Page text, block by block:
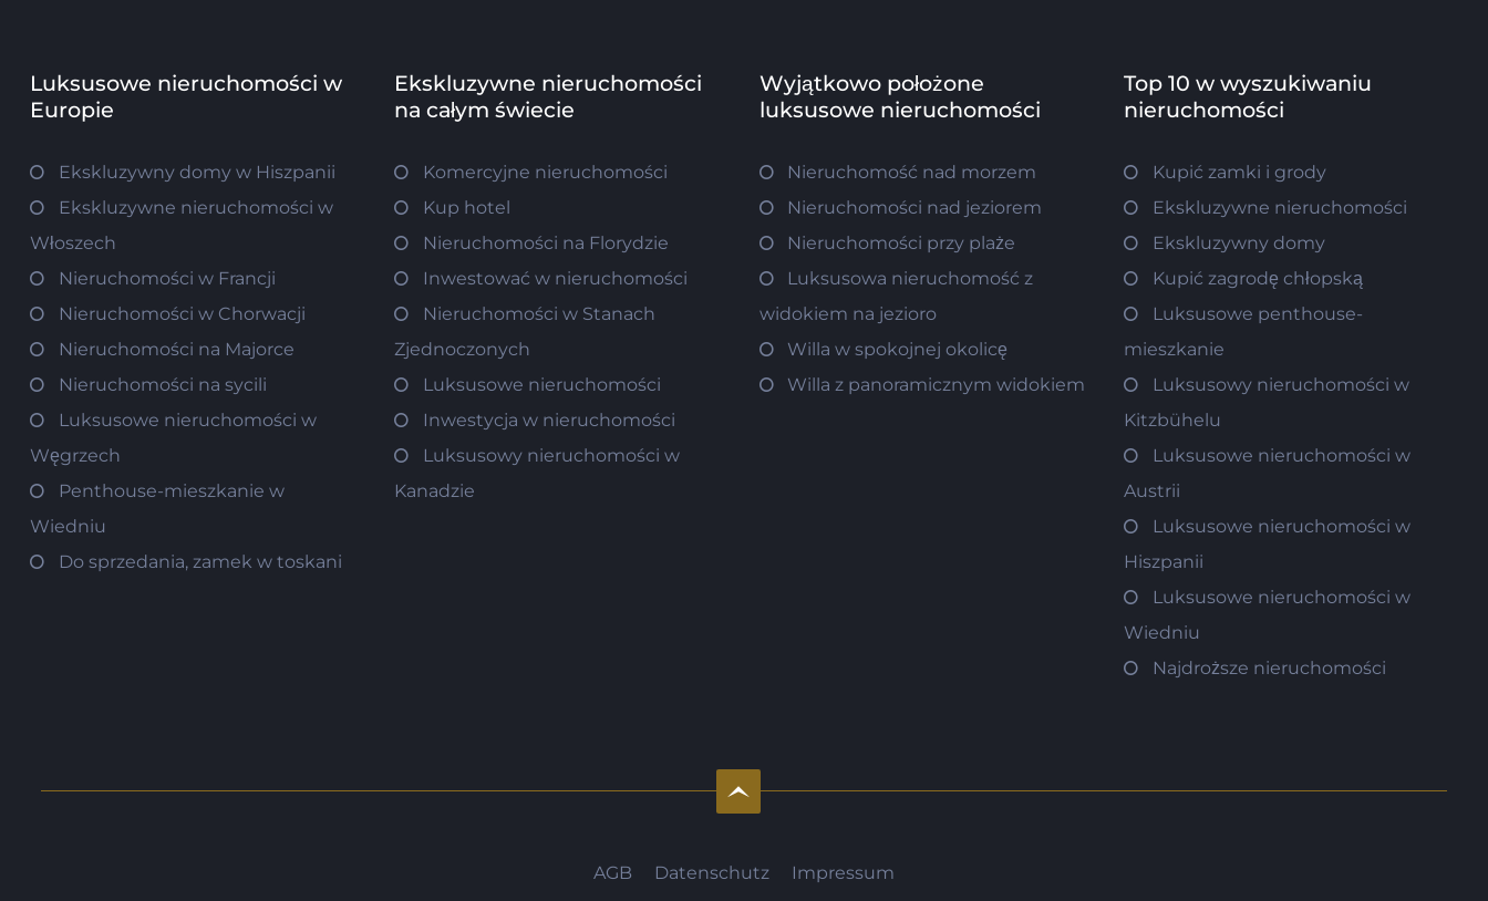
Luksusowe nieruchomości w
Europie
Ekskluzywny domy w Hiszpanii
Ekskluzywne nieruchomości w
Włoszech
Nieruchomości w Francji
Nieruchomości w Chorwacji
Nieruchomości na Majorce
Nieruchomości na sycili
Luksusowe nieruchomości w
Węgrzech
Penthouse-mieszkanie w
Wiedniu
Do sprzedania, zamek w toskani
Ekskluzywne nieruchomości
na całym świecie
Komercyjne nieruchomości
Kup hotel
Nieruchomości na Florydzie
Inwestować w nieruchomości
Nieruchomości w Stanach
Zjednoczonych
Luksusowe nieruchomości
Inwestycja w nieruchomości
Luksusowy nieruchomości w
Kanadzie
Wyjątkowo położone
luksusowe nieruchomości
Nieruchomość nad morzem
Nieruchomości nad jeziorem
Nieruchomości przy plaże
Luksusowa nieruchomość z
widokiem na jezioro
Willa w spokojnej okolicę
Willa z panoramicznym widokiem
Top 10 w wyszukiwaniu
nieruchomości
Kupić zamki i grody
Ekskluzywne nieruchomości
Ekskluzywny domy
Kupić zagrodę chłopską
Luksusowe penthouse-
mieszkanie
Luksusowy nieruchomości w
Kitzbühelu
Luksusowe nieruchomości w
Austrii
Luksusowe nieruchomości w
Hiszpanii
Luksusowe nieruchomości w
Wiedniu
Najdroższe nieruchomości
AGB Datenschutz Impressum